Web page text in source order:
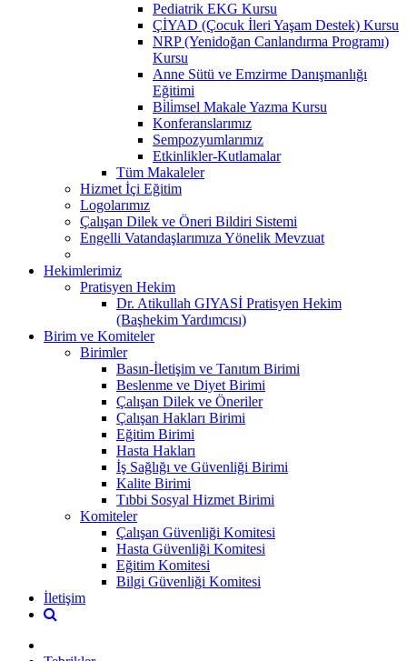
Pediatrik EKG Kursu
ÇİYAD (Çocuk İleri Yaşam Destek) Kursu
NRP (Yenidoğan Canlandırma Programı)
Kursu
Anne Sütü ve Emzirme Danışmanlığı
Eğitimi
Bi̇li̇msel Makale Yazma Kursu
Konferanslarımız
Sempozyumlarımız
Etkinlikler-Kutlamalar
Tüm Makaleler
Hizmet İçi Eğitim
Logolarımız
Çalışan Dilek ve Öneri Bildiri Sistemi
Engelli Vatandaşlarımıza Yönelik Mevzuat
Hekimlerimiz
Pratisyen Hekim
Dr. Atikullah GIYASİ Pratisyen Hekim
(Başhekim Yardımcısı)
Birim ve Komiteler
Birimler
Basın-İletişim ve Tanıtım Birimi
Beslenme ve Diyet Birimi
Çalışan Dilek ve Öneriler
Çalışan Hakları Birimi
Eğitim Birimi
Hasta Hakları
İş Sağlığı ve Güvenliği Birimi
Kalite Birimi
Tıbbi Sosyal Hizmet Birimi
Komiteler
Çalışan Güvenliği Komitesi
Hasta Güvenliği Komitesi
Eğitim Komitesi
Bilgi Güvenliği Komitesi
İletişim